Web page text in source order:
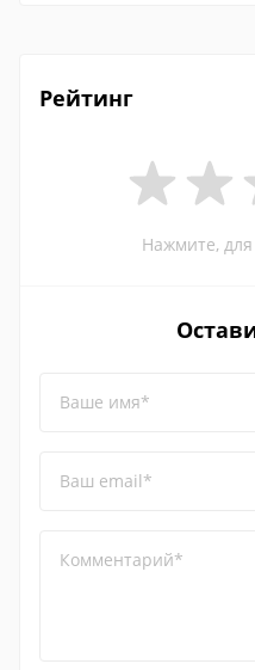
Рейтинг
Нажмите,
Ваше имя*
Ваш email*
Комментарий*